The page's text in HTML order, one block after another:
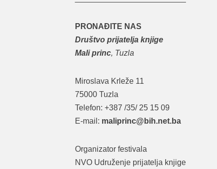
PRONAĐITE NAS
Društvo prijatelja knjige
Mali princ, Tuzla
Miroslava Krleže 11
75000 Tuzla
Telefon: +387 /35/ 25 15 09
E-mail: maliprinc@bih.net.ba
Organizator festivala
NVO Udruženje prijatelja knjige